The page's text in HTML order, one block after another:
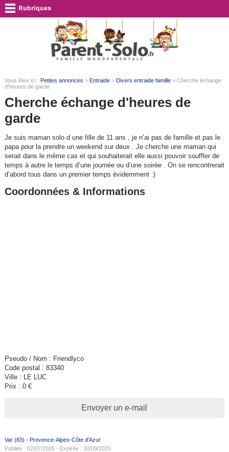
Vous êtes ici : Petites annonces > Entraide> Divers entraide famille> Cherche échange
d'heures de garde
Cherche échange d'heures de
garde
Je suis maman solo d une fille de 11 ans , je n’ai pas de famille et pas le
papa pour la prendre un weekend sur deux . Je cherche une maman qui
serait dans le même cas et qui souhaiterait elle aussi pouvoir souffler de
temps à autre le temps d’une journée ou d’une soirée . On se rencontrerait
d’abord tous dans un premier temps évidemment :)
Coordonnées & Informations
Pseudo / Nom : Friendlyco
Code postal : 83340
Ville : LE LUC
Prix : 0 €
Envoyer un e-mail
Var (83) - Provence-Alpes-Côte d'Azur
Publiée : 02/07/2025 - Expirée : 30/09/2025